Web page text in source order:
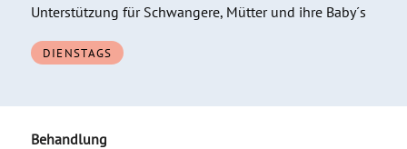
Unterstützung für Schwangere, Mütter und ihre Baby´s
DIENSTAGS
Behandlung